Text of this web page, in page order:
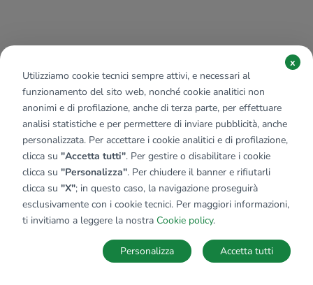
Utilizziamo cookie tecnici sempre attivi, e necessari al
funzionamento del sito web, nonché cookie analitici non
anonimi e di profilazione, anche di terza parte, per effettuare
analisi statistiche e per permettere di inviare pubblicità, anche
personalizzata. Per accettare i cookie analitici e di profilazione,
clicca su "Accetta tutti". Per gestire o disabilitare i cookie
clicca su "Personalizza". Per chiudere il banner e rifiutarli
clicca su "X"; in questo caso, la navigazione proseguirà
esclusivamente con i cookie tecnici. Per maggiori informazioni,
ti invitiamo a leggere la nostra Cookie policy.
x
Accetta tutti
Personalizza